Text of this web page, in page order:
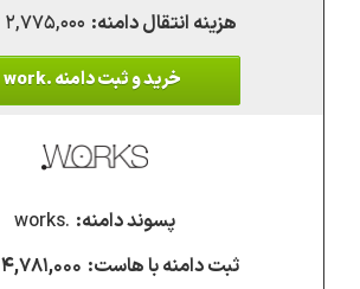
۲,۷۷۵,۰۰۰ تومان
خرید و ثبت دامنه .work
.works
۴,۷۸۱,۰۰۰ تومان